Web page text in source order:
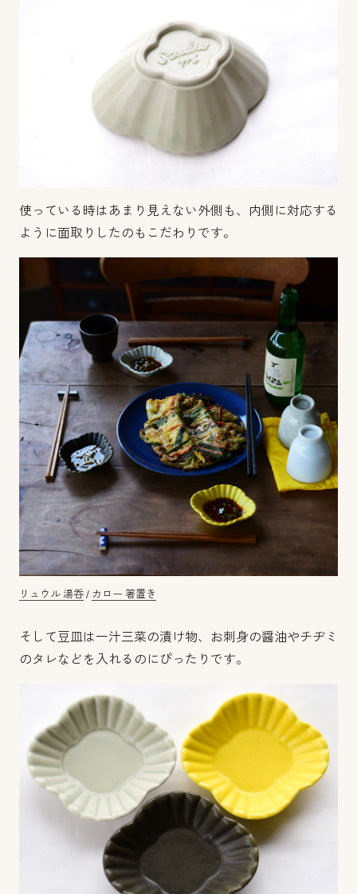
使っている時はあまり見えない外側も、内側に対応する
ように面取りしたのもこだわりです。
リュウル 湯呑 / カロー 箸置き
そして豆皿は一汁三菜の漬け物、お刺身の醤油やチヂミ
のタレなどを入れるのにぴったりです。